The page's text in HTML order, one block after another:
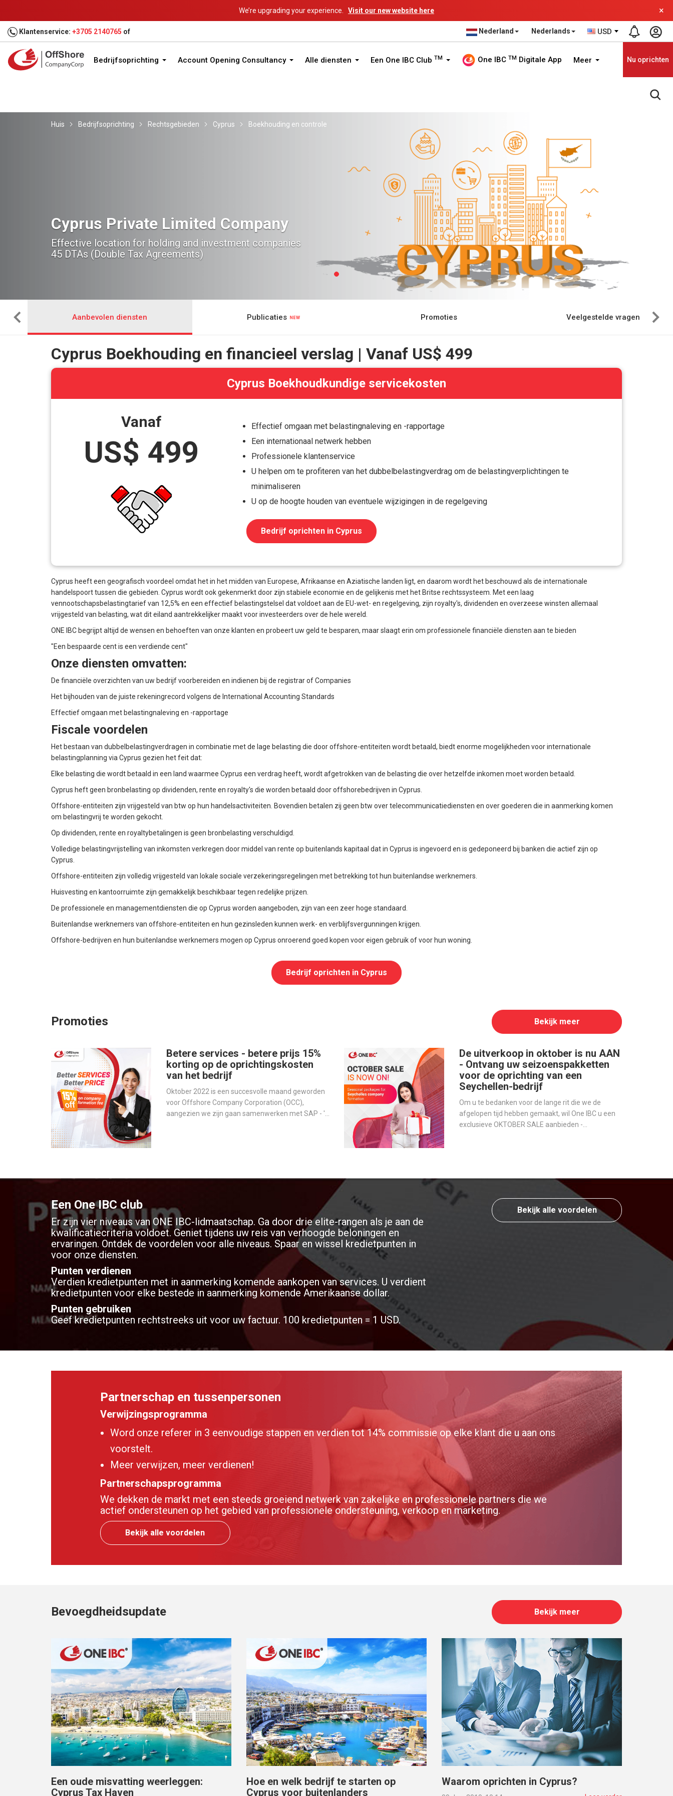
We’re upgrading your experience. Visit our new website here ×
Klantenservice: +3705 2140765 of Nederland Nederlands USD
Bedrijfsoprichting Account Opening Consultancy Alle diensten Een One IBC Club TM One IBC TM Digitale App Meer Nu oprichten
Huis Bedrijfsoprichting Rechtsgebieden Cyprus Boekhouding en controle
Cyprus Private Limited Company
Effective location for holding and investment companies
45 DTAs (Double Tax Agreements)
Aanbevolen diensten Publicaties Promoties Veelgestelde vragen
Cyprus Boekhouding en financieel verslag | Vanaf US$ 499
Cyprus Boekhoudkundige servicekosten
Vanaf
US$ 499
Effectief omgaan met belastingnaleving en -rapportage
Een internationaal netwerk hebben
Professionele klantenservice
U helpen om te profiteren van het dubbelbelastingverdrag om de belastingverplichtingen te
minimaliseren
U op de hoogte houden van eventuele wijzigingen in de regelgeving
Bedrijf oprichten in Cyprus
Cyprus heeft een geografisch voordeel omdat het in het midden van Europese, Afrikaanse en Aziatische landen ligt, en daarom wordt het beschouwd als de internationale
handelspoort tussen die gebieden. Cyprus wordt ook gekenmerkt door zijn stabiele economie en de gelijkenis met het Britse rechtssysteem. Met een laag
vennootschapsbelastingtarief van 12,5% en een effectief belastingstelsel dat voldoet aan de EU-wet- en regelgeving, zijn royalty's, dividenden en overzeese winsten allemaal
vrijgesteld van belasting, wat dit eiland aantrekkelijker maakt voor investeerders over de hele wereld.
ONE IBC begrijpt altijd de wensen en behoeften van onze klanten en probeert uw geld te besparen, maar slaagt erin om professionele financiële diensten aan te bieden
"Een bespaarde cent is een verdiende cent"
Onze diensten omvatten:
De financiële overzichten van uw bedrijf voorbereiden en indienen bij de registrar of Companies
Het bijhouden van de juiste rekeningrecord volgens de International Accounting Standards
Effectief omgaan met belastingnaleving en -rapportage
Fiscale voordelen
Het bestaan van dubbelbelastingverdragen in combinatie met de lage belasting die door offshore-entiteiten wordt betaald, biedt enorme mogelijkheden voor internationale
belastingplanning via Cyprus gezien het feit dat:
Elke belasting die wordt betaald in een land waarmee Cyprus een verdrag heeft, wordt afgetrokken van de belasting die over hetzelfde inkomen moet worden betaald.
Cyprus heft geen bronbelasting op dividenden, rente en royalty's die worden betaald door offshorebedrijven in Cyprus.
Offshore-entiteiten zijn vrijgesteld van btw op hun handelsactiviteiten. Bovendien betalen zij geen btw over telecommunicatiediensten en over goederen die in aanmerking komen
om belastingvrij te worden gekocht.
Op dividenden, rente en royaltybetalingen is geen bronbelasting verschuldigd.
Volledige belastingvrijstelling van inkomsten verkregen door middel van rente op buitenlands kapitaal dat in Cyprus is ingevoerd en is gedeponeerd bij banken die actief zijn op
Cyprus.
Offshore-entiteiten zijn volledig vrijgesteld van lokale sociale verzekeringsregelingen met betrekking tot hun buitenlandse werknemers.
Huisvesting en kantoorruimte zijn gemakkelijk beschikbaar tegen redelijke prijzen.
De professionele en managementdiensten die op Cyprus worden aangeboden, zijn van een zeer hoge standaard.
Buitenlandse werknemers van offshore-entiteiten en hun gezinsleden kunnen werk- en verblijfsvergunningen krijgen.
Offshore-bedrijven en hun buitenlandse werknemers mogen op Cyprus onroerend goed kopen voor eigen gebruik of voor hun woning.
Bedrijf oprichten in Cyprus
Promoties
Betere services - betere prijs 15%
korting op de oprichtingskosten
van het bedrijf
Oktober 2022 is een succesvolle maand geworden
voor Offshore Company Corporation (OCC),
aangezien we zijn gaan samenwerken met SAP - 's
De uitverkoop in oktober is nu AAN
- Ontvang uw seizoenspakketten
voor de oprichting van een
Seychellen-bedrijf
Om u te bedanken voor de lange rit die we de
afgelopen tijd hebben gemaakt, wil One IBC u een
exclusieve OKTOBER SALE aanbieden -
Bekijk meer
Een One IBC club
Er zijn vier niveaus van ONE IBC-lidmaatschap. Ga door drie elite-rangen als je aan de
kwalificatiecriteria voldoet. Geniet tijdens uw reis van verhoogde beloningen en
ervaringen. Ontdek de voordelen voor alle niveaus. Spaar en wissel kredietpunten in
voor onze diensten.
Punten verdienen
Verdien kredietpunten met in aanmerking komende aankopen van services. U verdient
kredietpunten voor elke bestede in aanmerking komende Amerikaanse dollar.
Punten gebruiken
Geef kredietpunten rechtstreeks uit voor uw factuur. 100 kredietpunten = 1 USD.
Bekijk alle voordelen
Partnerschap en tussenpersonen
Verwijzingsprogramma
Word onze referer in 3 eenvoudige stappen en verdien tot 14% commissie op elke klant die u aan ons
voorstelt.
Meer verwijzen, meer verdienen!
Partnerschapsprogramma
We dekken de markt met een steeds groeiend netwerk van zakelijke en professionele partners die we
actief ondersteunen op het gebied van professionele ondersteuning, verkoop en marketing.
Bekijk alle voordelen
Bevoegdheidsupdate
Een oude misvatting weerleggen:
Cyprus Tax Haven
Hoe en welk bedrijf te starten op
Cyprus voor buitenlanders
Waarom oprichten in Cyprus?
Bekijk meer